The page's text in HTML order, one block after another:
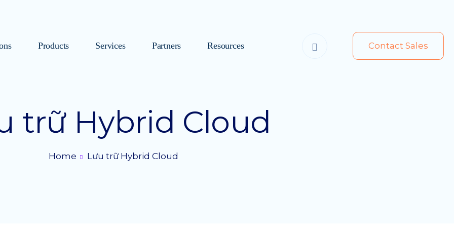
Contact Sales
Products Services Partners Resources
trữ Hybrid Cloud
Home Lưu trữ Hybrid Cloud